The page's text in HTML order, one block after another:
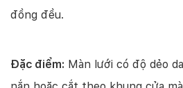
đồng đều.
Đặc điểm: Màn lưới có độ dẻo